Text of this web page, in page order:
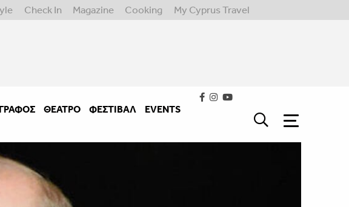
Check In Magazine Cooking My Cyprus Travel
ΘΈΑΤΡΟ ΦΕΣΤΙΒΑΛ
EVENTS